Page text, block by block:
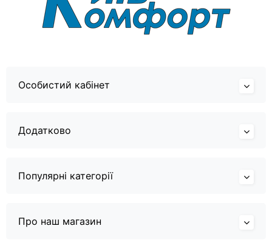
Особистий кабінет
Додатково
Популярні категорії
Про наш магазин